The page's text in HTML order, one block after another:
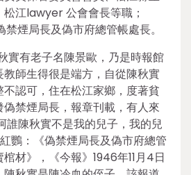
江lawyer 公會會長等職；
煙局長及偽市府總管帳處長。
實有老子名陳景歐，乃是時報館
師生得很是端方，自從陳秋實
認可，住在松江家鄉，度著貧
禁煙局長，報章刊載，有人來
誰陳秋實不是我的兒子，我的兒
鸚：《偽禁煙局長及偽市府總管
材》，《今報》1946年11月4日